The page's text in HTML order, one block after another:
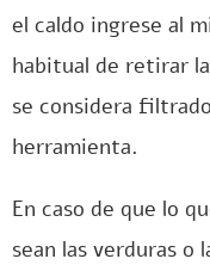
el caldo ingrese al
habitual de retirar
se considera
herramienta.
En caso de que lo
sean las verduras o